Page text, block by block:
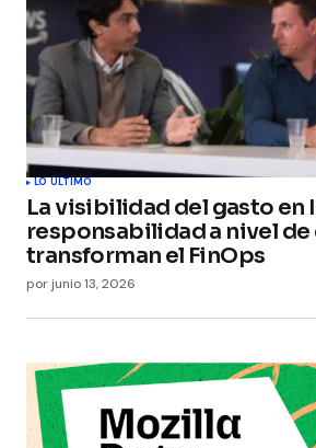
LO ÚLTIMO
La visibilidad del gasto en
responsabilidad a nivel
transforman el FinOps
por junio 13, 2026